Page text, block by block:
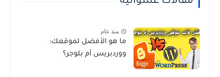
منذ عام
ما هو الأفضل لموقعك:
ووردبريس أم بلوجر؟